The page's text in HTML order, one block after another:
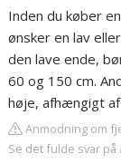
Inden du køber
ønsker en lav
den lave ende,
60 og 150 cm.
høje, afhængigt
Anmodning om
Se det fulde svar på